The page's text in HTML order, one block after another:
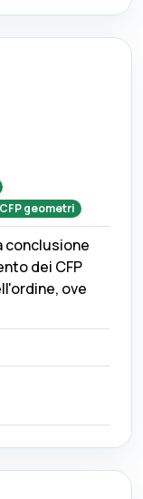
CFPgeometri
conclusione
dei CFP
ove